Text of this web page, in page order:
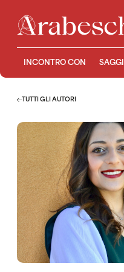
INCONTRO CON SAGGI
TUTTI GLI AUTORI